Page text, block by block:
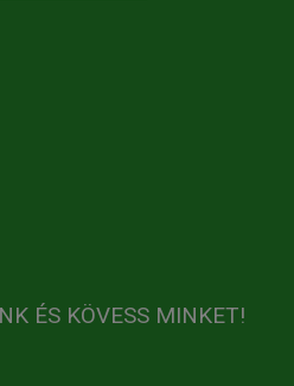
ÉS KÖVESS MINKET!